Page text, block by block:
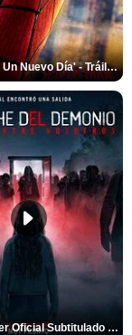
'Spider-Man Un Nuevo Día' - Tráiler oficial subtitulado
Primer Tráiler Oficial Subtitulado de 'La Noche Del Demonio: Están Entre Nosotros'